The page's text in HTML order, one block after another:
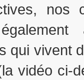
qui vivent
vidéo ci-